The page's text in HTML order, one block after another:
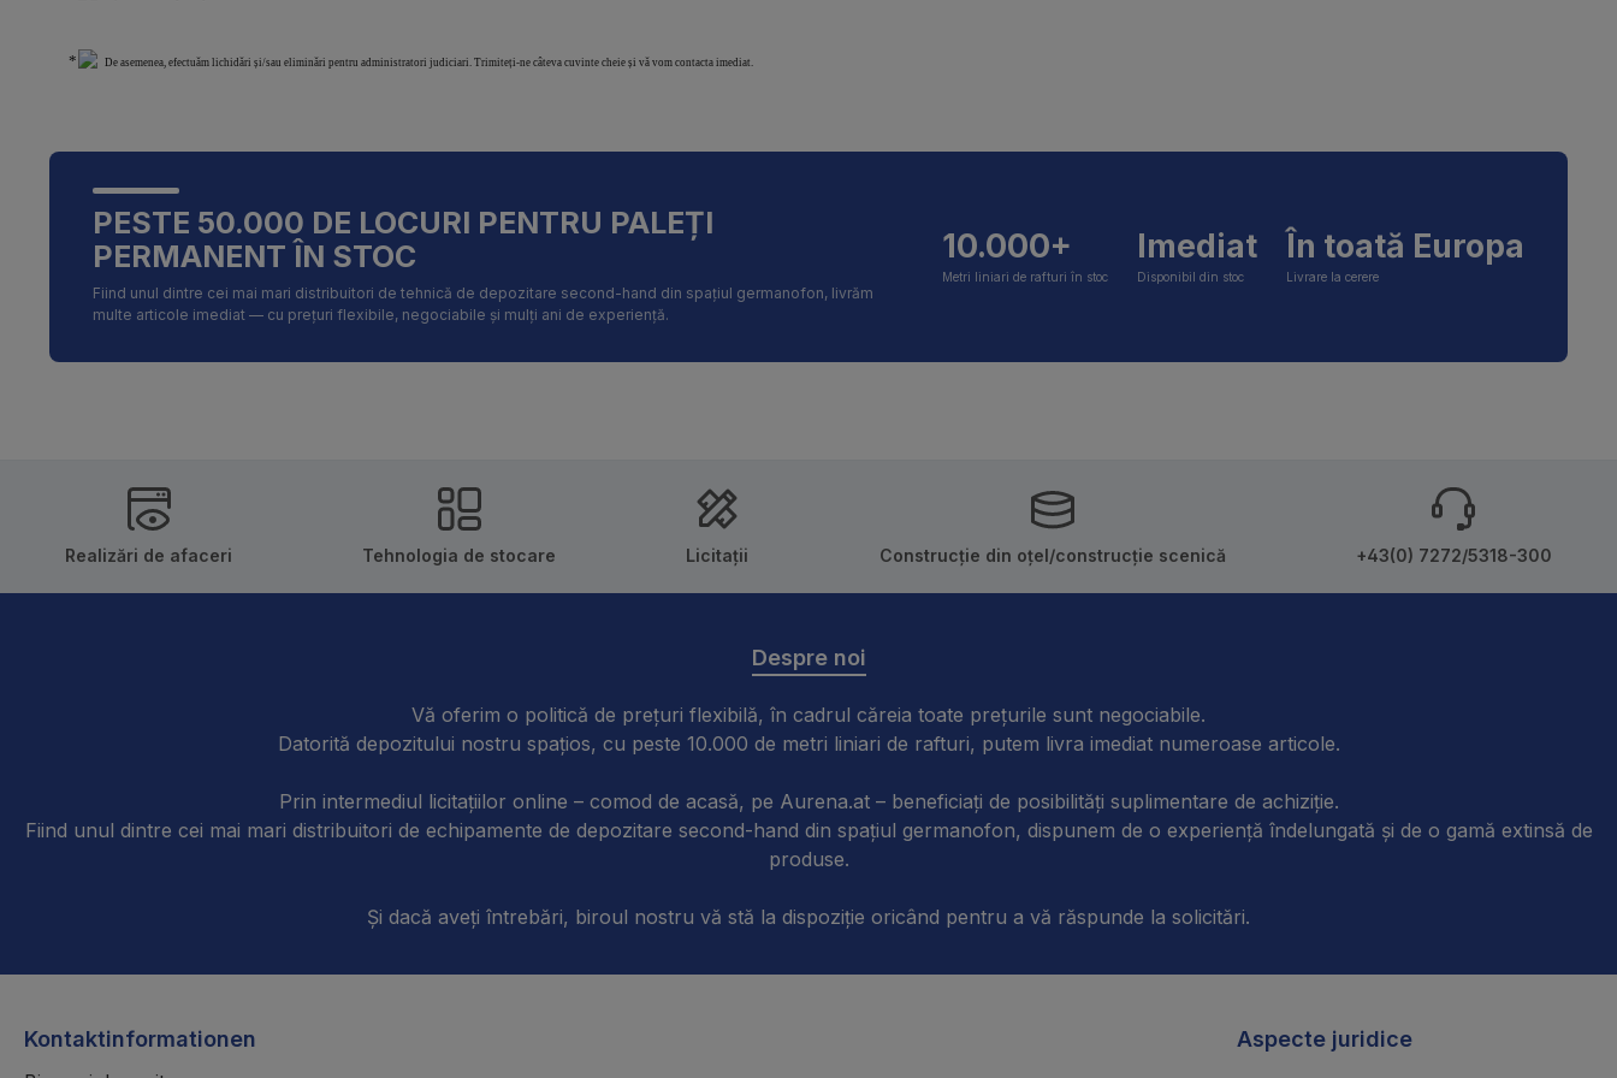
De asemenea, efectuăm lichidări și/sau eliminări pentru administratori judiciari. Trimiteți-ne câteva cuvinte cheie și vă vom contacta imediat.
PESTE 50.000 DE LOCURI PENTRU PALEȚI
PERMANENT ÎN STOC
Fiind unul dintre cei mai mari distribuitori de tehnică de depozitare second-hand din spațiul germanofon, livrăm
multe articole imediat — cu prețuri flexibile, negociabile și mulți ani de experiență.
10.000+
Metri liniari de rafturi în stoc
Imediat
Disponibil din stoc
În toată Europa
Livrare la cerere
Realizări de afaceri Tehnologia de stocare Licitații Construcție din oțel/construcție scenică +43(0) 7272/5318-300
Despre noi
Vă oferim o politică de prețuri flexibilă, în cadrul căreia toate prețurile sunt negociabile.
Datorită depozitului nostru spațios, cu peste 10.000 de metri liniari de rafturi, putem livra imediat numeroase articole.
Prin intermediul licitațiilor online – comod de acasă, pe Aurena.at – beneficiați de posibilități suplimentare de achiziție.
Fiind unul dintre cei mai mari distribuitori de echipamente de depozitare second-hand din spațiul germanofon, dispunem de o experiență îndelungată și de o gamă extinsă de
produse.
Și dacă aveți întrebări, biroul nostru vă stă la dispoziție oricând pentru a vă răspunde la solicitări.
Kontaktinformationen Aspecte juridice